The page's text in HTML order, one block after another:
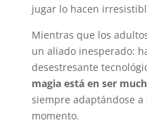
jugar lo hacen
Mientras que los
un aliado inesperado:
desestresante
magia está en ser
siempre adaptándose
momento.